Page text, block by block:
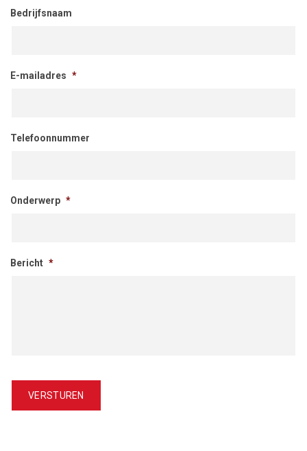
Bedrijfsnaam
E-mailadres *
Telefoonnummer
Onderwerp *
Bericht *